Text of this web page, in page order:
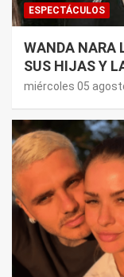
ESPECTÁCULOS
WANDA NARA
SUS HIJAS Y
PREMONICIÓN
miércoles 05